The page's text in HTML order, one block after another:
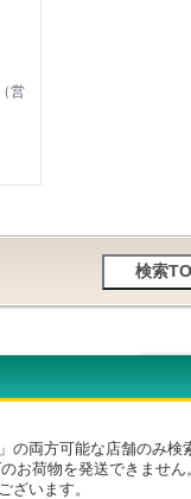
営
両方可能な店舗のみ検
荷物を発送できません
います。